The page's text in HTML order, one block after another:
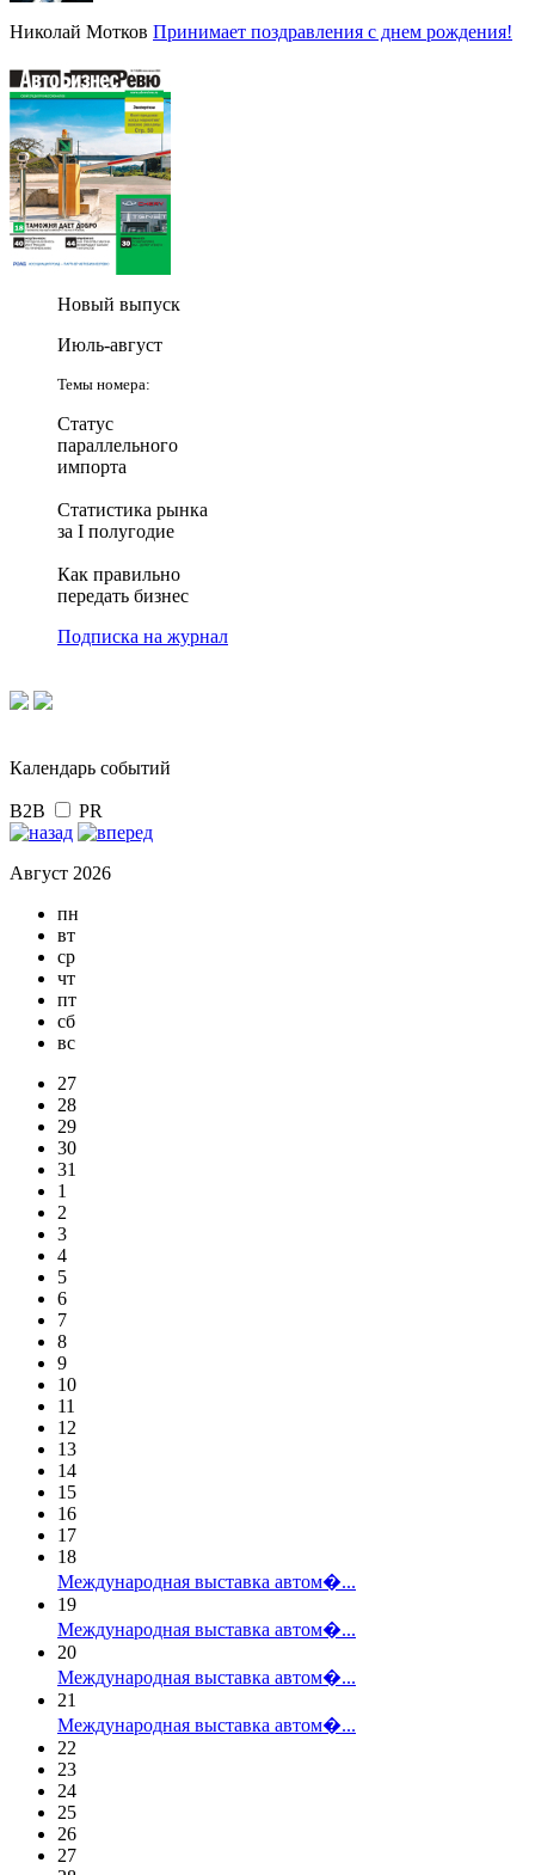
Николай Мотков Принимает поздравления с днем рождения!
Новый выпуск
Июль-август
Темы номера:
Статус
параллельного
импорта
Статистика рынка
за I полугодие
Как правильно
передать бизнес
Подписка на журнал
Календарь событий
B2B PR
Август 2026
пн
вт
ср
чт
пт
сб
вс
27
28
29
30
31
1
2
3
4
5
6
7
8
9
10
11
12
13
14
15
16
17
18
Международная выставка автом�...
19
Международная выставка автом�...
20
Международная выставка автом�...
21
Международная выставка автом�...
22
23
24
25
26
27